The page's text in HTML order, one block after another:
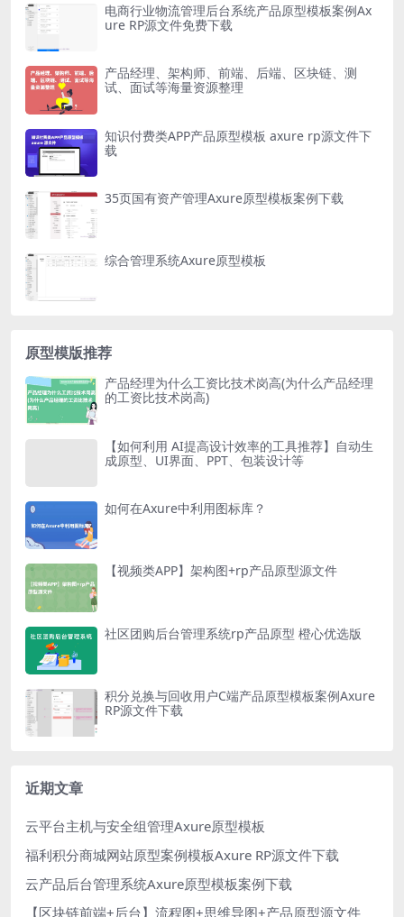
电商行业物流管理后台系统产品原型模板案例Ax
ure RP源文件免费下载
产品经理、架构师、前端、后端、区块链、测
试、面试等海量资源整理
知识付费类APP产品原型模板 axure rp源文件下
载
35页国有资产管理Axure原型模板案例下载
综合管理系统Axure原型模板
原型模版推荐
产品经理为什么工资比技术岗高(为什么产品经理
的工资比技术岗高)
【如何利用 AI提高设计效率的工具推荐】自动生
成原型、UI界面、PPT、包装设计等
如何在Axure中利用图标库？
【视频类APP】架构图+rp产品原型源文件
社区团购后台管理系统rp产品原型 橙心优选版
积分兑换与回收用户C端产品原型模板案例Axure
RP源文件下载
近期文章
云平台主机与安全组管理Axure原型模板
福利积分商城网站原型案例模板Axure RP源文件下载
云产品后台管理系统Axure原型模板案例下载
【区块链前端+后台】流程图+思维导图+产品原型源文件